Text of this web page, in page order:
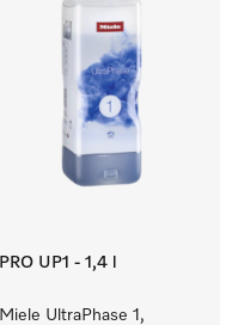
PRO UP1 - 1,4 l
Miele UltraPhase 1,